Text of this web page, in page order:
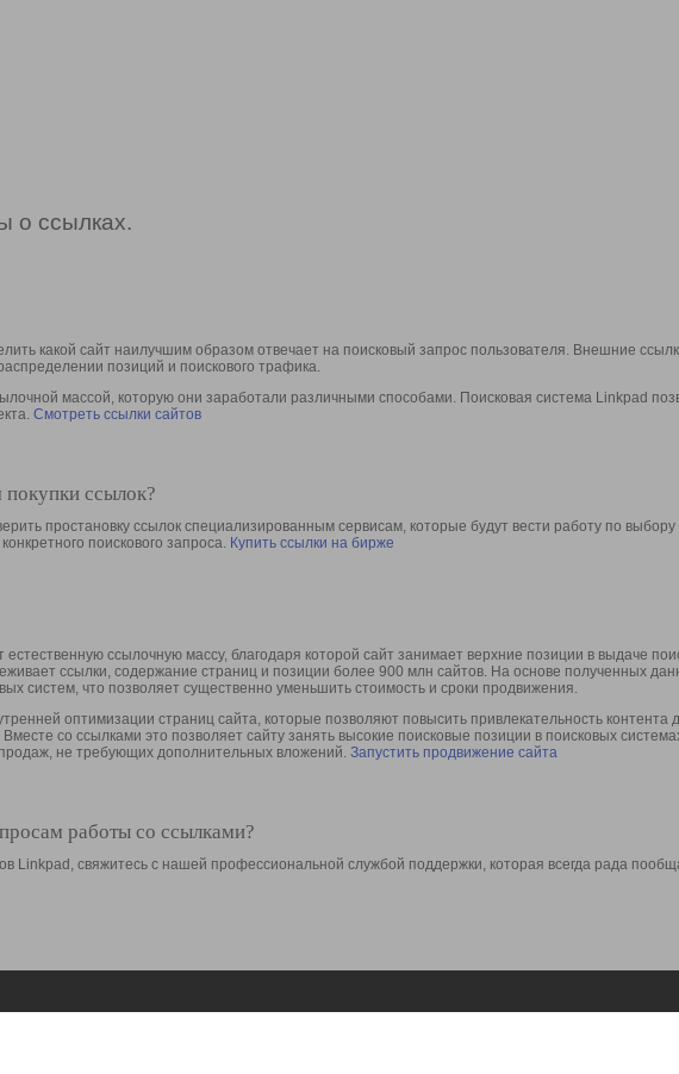
о ссылках.
какой сайт наилучшим образом отвечает на поисковый запрос пользователя. Внешние
позиций и поискового трафика.
массой, которую они заработали различными способами. Поисковая система Linkpad
Смотреть ссылки сайтов
ссылок?
простановку ссылок специализированным сервисам, которые будут вести работу по
поискового запроса. Купить ссылки на бирже
ссылочную массу, благодаря которой сайт занимает верхние позиции в выдаче
ссылки, содержание страниц и позиции более 900 млн сайтов. На основе полученных
систем, что позволяет существенно уменьшить стоимость и сроки продвижения.
оптимизации страниц сайта, которые позволяют повысить привлекательность контента
со ссылками это позволяет сайту занять высокие поисковые позиции в поисковых
не требующих дополнительных вложений. Запустить продвижение сайта
работы со ссылками?
Linkpad, свяжитесь с нашей профессиональной службой поддержки, которая всегда рада